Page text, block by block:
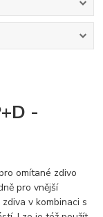
-
omítané zdivo
pro vnější
v kombinaci s